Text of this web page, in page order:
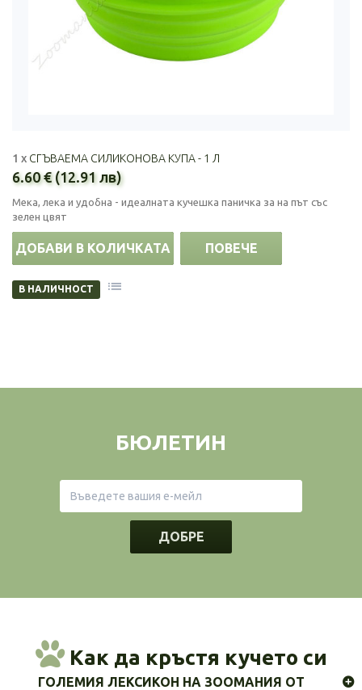
1 x СГЪВАЕМА СИЛИКОНОВА КУПА - 1 Л
6.60 € (12.91 лв)
Мека, лека и удобна - идеалната кучешка паничка за на път със
зелен цвят
ДОБАВИ В КОЛИЧКАТА ПОВЕЧЕ
В НАЛИЧНОСТ
БЮЛЕТИН
ДОБРЕ
Как да кръстя кучето си
ГОЛЕМИЯ ЛЕКСИКОН НА ЗООМАНИЯ ОТ